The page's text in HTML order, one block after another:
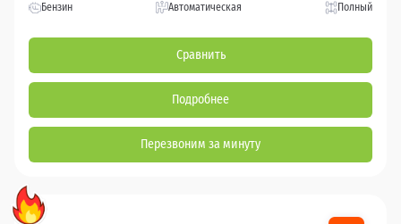
Бензин Автоматическая Полный
Сравнить
Подробнее
Перезвоним за минуту